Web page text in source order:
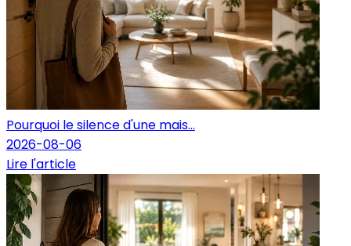
Pourquoi le silence d'une mais...
2026-08-06
Lire l'article